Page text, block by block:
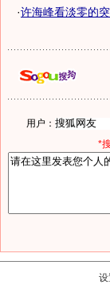
·许海峰看淡零的
用户：
*